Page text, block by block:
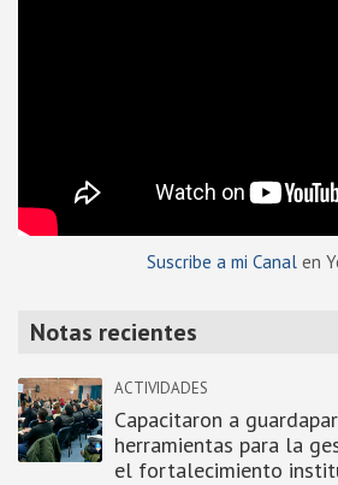
Suscribe a mi Canalen
Notas recientes
ACTIVIDADES
Capacitaron a
herramientas para la
el fortalecimiento